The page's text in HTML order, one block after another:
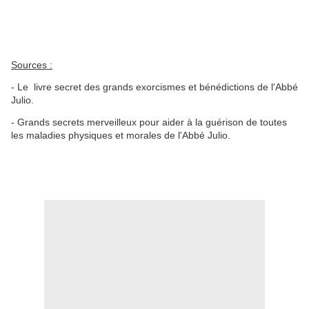
Sources :
- Le livre secret des grands exorcismes et bénédictions de l'Abbé
Julio.
- Grands secrets merveilleux pour aider à la guérison de toutes
les maladies physiques et morales de l'Abbé Julio.